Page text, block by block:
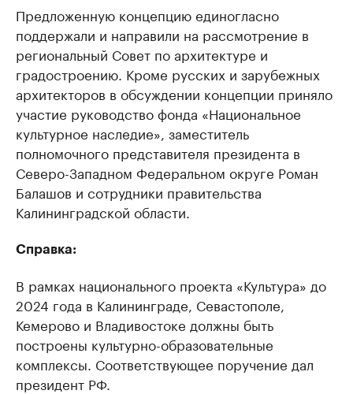
Предложенную концепцию единогласно
поддержали и направили на рассмотрение в
региональный Совет по архитектуре и
градостроению. Кроме русских и зарубежных
архитекторов в обсуждении концепции приняло
участие руководство фонда «Национальное
культурное наследие», заместитель
полномочного представителя президента в
Северо-Западном Федеральном округе Роман
Балашов и сотрудники правительства
Калининградской области.
Справка:
В рамках национального проекта «Культура» до
2024 года в Калининграде, Севастополе,
Кемерово и Владивостоке должны быть
построены культурно-образовательные
комплексы. Соответствующее поручение дал
президент РФ.